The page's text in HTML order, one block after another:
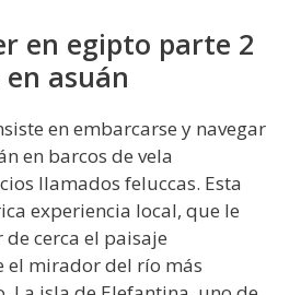
en egipto parte 2
asuán
en embarcarse y navegar
en barcos de vela
llamados feluccas. Esta
experiencia local, que le
cerca el paisaje
el mirador del río más